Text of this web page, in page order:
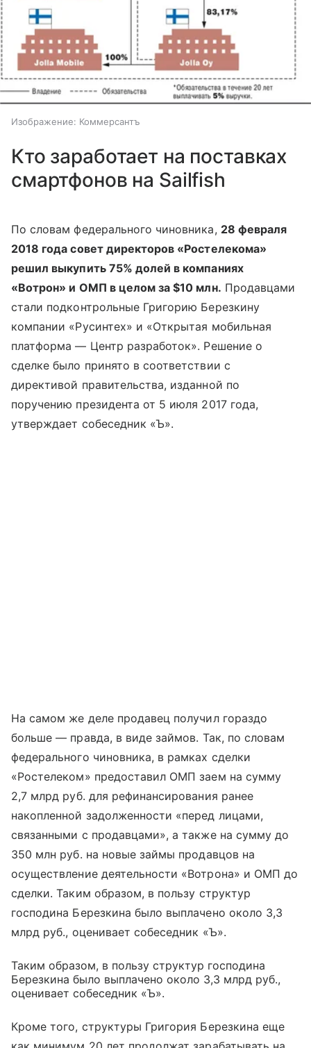
Изображение: Коммерсантъ
Кто заработает на поставках
смартфонов на Sailfish
По словам федерального чиновника, 28 февраля
2018 года совет директоров «Ростелекома»
решил выкупить 75% долей в компаниях
«Вотрон» и ОМП в целом за $10 млн. Продавцами
стали подконтрольные Григорию Березкину
компании «Русинтех» и «Открытая мобильная
платформа — Центр разработок». Решение о
сделке было принято в соответствии с
директивой правительства, изданной по
поручению президента от 5 июля 2017 года,
утверждает собеседник «Ъ».
На самом же деле продавец получил гораздо
больше — правда, в виде займов. Так, по словам
федерального чиновника, в рамках сделки
«Ростелеком» предоставил ОМП заем на сумму
2,7 млрд руб. для рефинансирования ранее
накопленной задолженности «перед лицами,
связанными с продавцами», а также на сумму до
350 млн руб. на новые займы продавцов на
осуществление деятельности «Вотрона» и ОМП до
сделки. Таким образом, в пользу структур
господина Березкина было выплачено около 3,3
млрд руб., оценивает собеседник «Ъ».
Таким образом, в пользу структур господина
Березкина было выплачено около 3,3 млрд руб.,
оценивает собеседник «Ъ».
Кроме того, структуры Григория Березкина еще